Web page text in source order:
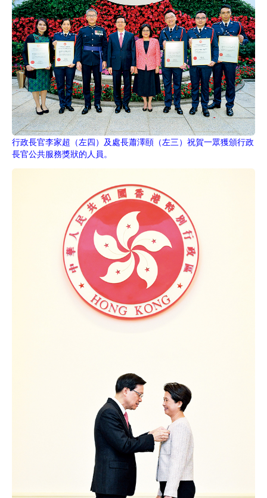
行政長官李家超（左四）及處長蕭澤頤（左三）祝賀一眾獲頒行政
長官公共服務獎狀的人員。